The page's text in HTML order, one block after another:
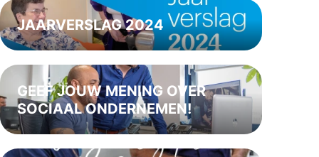
JAARVERSLAG 2024
GEEF JOUW MENING OVER
SOCIAAL ONDERNEMEN!